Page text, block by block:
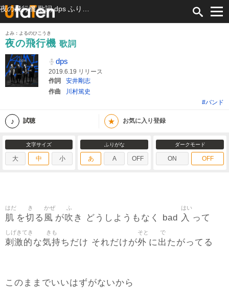
よみ：よるのひこうき
夜の飛行機 歌詞
dps
2019.6.19 リリース
作詞
安井剛志
作曲
川村篤史
#バンド
試聴 ★ お気に入り登録
文字サイズ
大 中 小
ふりがな
あ A OFF
ダークモード
ON OFF
肌
はだ
を切
き
る 風
かぜ
が吹
ふ
き どうしようもなく bad 入
はい
って
刺激的
しげきてき
な気持
きも
ちだけ それだけが外
そと
に出
で
たがってる
このままでいいはずがないから